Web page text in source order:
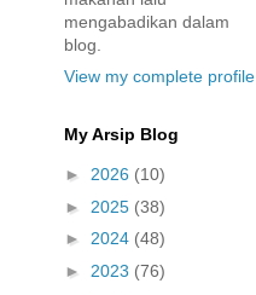
mengabadikan dalam
blog.
View my complete profile
My Arsip Blog
► 2026 (10)
► 2025 (38)
► 2024 (48)
► 2023 (76)